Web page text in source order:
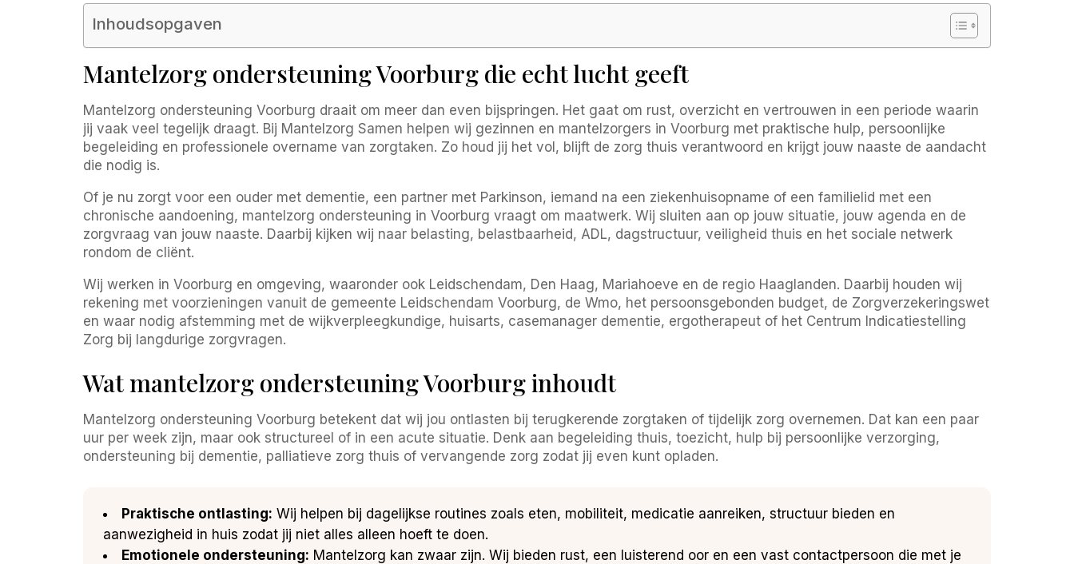
Inhoudsopgaven
Mantelzorg ondersteuning Voorburg die echt lucht geeft
Mantelzorg ondersteuning Voorburg draait om meer dan even bijspringen. Het gaat om rust, overzicht en vertrouwen in een periode waarin
jij vaak veel tegelijk draagt. Bij Mantelzorg Samen helpen wij gezinnen en mantelzorgers in Voorburg met praktische hulp, persoonlijke
begeleiding en professionele overname van zorgtaken. Zo houd jij het vol, blijft de zorg thuis verantwoord en krijgt jouw naaste de aandacht
die nodig is.
Of je nu zorgt voor een ouder met dementie, een partner met Parkinson, iemand na een ziekenhuisopname of een familielid met een
chronische aandoening, mantelzorg ondersteuning in Voorburg vraagt om maatwerk. Wij sluiten aan op jouw situatie, jouw agenda en de
zorgvraag van jouw naaste. Daarbij kijken wij naar belasting, belastbaarheid, ADL, dagstructuur, veiligheid thuis en het sociale netwerk
rondom de cliënt.
Wij werken in Voorburg en omgeving, waaronder ook Leidschendam, Den Haag, Mariahoeve en de regio Haaglanden. Daarbij houden wij
rekening met voorzieningen vanuit de gemeente Leidschendam Voorburg, de Wmo, het persoonsgebonden budget, de Zorgverzekeringswet
en waar nodig afstemming met de wijkverpleegkundige, huisarts, casemanager dementie, ergotherapeut of het Centrum Indicatiestelling
Zorg bij langdurige zorgvragen.
Wat mantelzorg ondersteuning Voorburg inhoudt
Mantelzorg ondersteuning Voorburg betekent dat wij jou ontlasten bij terugkerende zorgtaken of tijdelijk zorg overnemen. Dat kan een paar
uur per week zijn, maar ook structureel of in een acute situatie. Denk aan begeleiding thuis, toezicht, hulp bij persoonlijke verzorging,
ondersteuning bij dementie, palliatieve zorg thuis of vervangende zorg zodat jij even kunt opladen.
Praktische ontlasting: Wij helpen bij dagelijkse routines zoals eten, mobiliteit, medicatie aanreiken, structuur bieden en
aanwezigheid in huis zodat jij niet alles alleen hoeft te doen.
Emotionele ondersteuning: Mantelzorg kan zwaar zijn. Wij bieden rust, een luisterend oor en een vast contactpersoon die met je